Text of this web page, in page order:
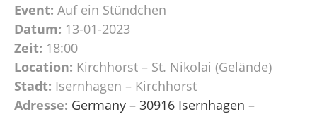
Event: Auf ein Stündchen
Datum: 13-01-2023
Zeit: 18:00
Location: Kirchhorst – St. Nikolai (Gelände)
Stadt: Isernhagen – Kirchhorst
Adresse: Germany – 30916 Isernhagen –